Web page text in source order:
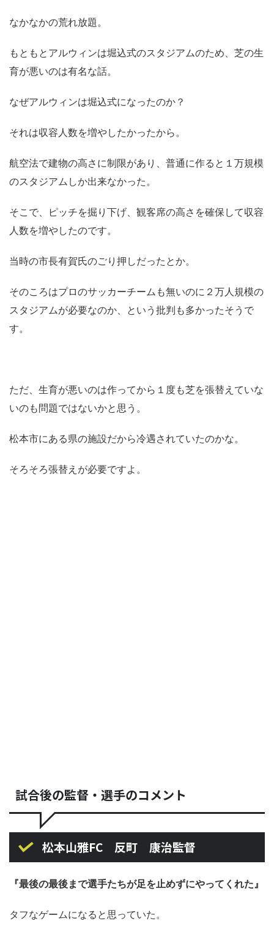
なかなかの荒れ放題。
もともとアルウィンは堀込式のスタジアムのため、芝の生
育が悪いのは有名な話。
なぜアルウィンは堀込式になったのか？
それは収容人数を増やしたかったから。
航空法で建物の高さに制限があり、普通に作ると１万規模
のスタジアムしか出来なかった。
そこで、ピッチを掘り下げ、観客席の高さを確保して収容
人数を増やしたのです。
当時の市長有賀氏のごり押しだったとか。
そのころはプロのサッカーチームも無いのに２万人規模の
スタジアムが必要なのか、という批判も多かったそうで
す。
ただ、生育が悪いのは作ってから１度も芝を張替えていな
いのも問題ではないかと思う。
松本市にある県の施設だから冷遇されていたのかな。
そろそろ張替えが必要ですよ。
試合後の監督・選手のコメント
松本山雅FC 反町 康治監督
『最後の最後まで選手たちが足を止めずにやってくれた』
タフなゲームになると思っていた。